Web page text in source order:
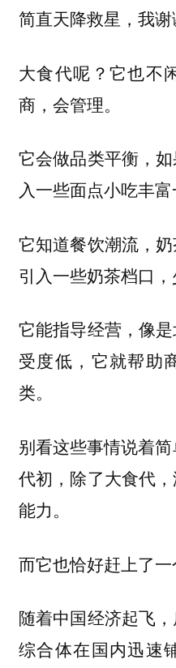
简直天降救星，我谢
大食代呢？它也不
商，会管理。
它会做品类平衡，
入一些面点小吃丰富
它知道餐饮潮流，
引入一些奶茶档口，
它能指导经营，像
受度低，它就帮助
类。
别看这些事情说着
代初，除了大食代
能力。
而它也恰好赶上了一
随着中国经济起飞
综合体在国内迅速